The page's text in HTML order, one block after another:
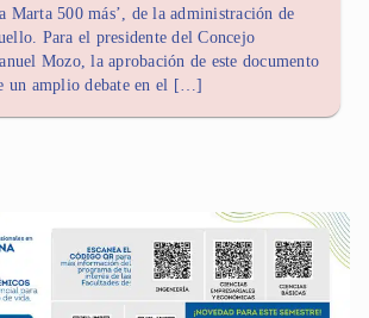
Marta 500 más’, de la administración de
Para el presidente del Concejo
Mozo, la aprobación de este documento
un amplio debate en el […]